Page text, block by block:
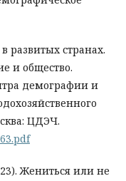
развитых странах.
и общество.
демографии и
ЦДЭЧ.
Жениться или не